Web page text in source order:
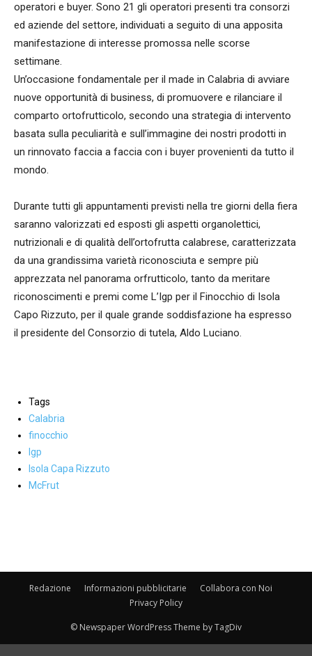
operatori e buyer. Sono 21 gli operatori presenti tra consorzi
ed aziende del settore, individuati a seguito di una apposita
manifestazione di interesse promossa nelle scorse
settimane.
Un’occasione fondamentale per il made in Calabria di avviare
nuove opportunità di business, di promuovere e rilanciare il
comparto ortofrutticolo, secondo una strategia di intervento
basata sulla peculiarità e sull’immagine dei nostri prodotti in
un rinnovato faccia a faccia con i buyer provenienti da tutto il
mondo.
Durante tutti gli appuntamenti previsti nella tre giorni della fiera
saranno valorizzati ed esposti gli aspetti organolettici,
nutrizionali e di qualità dell’ortofrutta calabrese, caratterizzata
da una grandissima varietà riconosciuta e sempre più
apprezzata nel panorama orfrutticolo, tanto da meritare
riconoscimenti e premi come L’Igp per il Finocchio di Isola
Capo Rizzuto, per il quale grande soddisfazione ha espresso
il presidente del Consorzio di tutela, Aldo Luciano.
Tags
Calabria
finocchio
Igp
Isola Capa Rizzuto
McFrut
Redazione Informazioni pubblicitarie
Collabora con Noi
Privacy Policy
© Newspaper WordPress Theme by TagDiv